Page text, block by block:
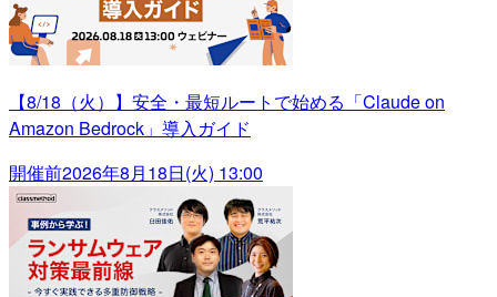
【8/18（火）】安全・最短ルートで始める「Claude on
Amazon Bedrock」導入ガイド
開催前2026年8月18日(火) 13:00